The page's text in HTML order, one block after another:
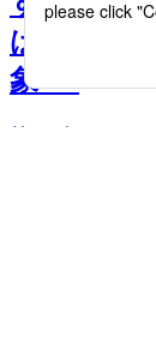
は“ヘンリ
象 >>